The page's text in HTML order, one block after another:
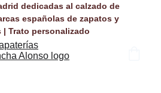
dedicadas al calzado de
españolas de zapatos y
| Trato personalizado